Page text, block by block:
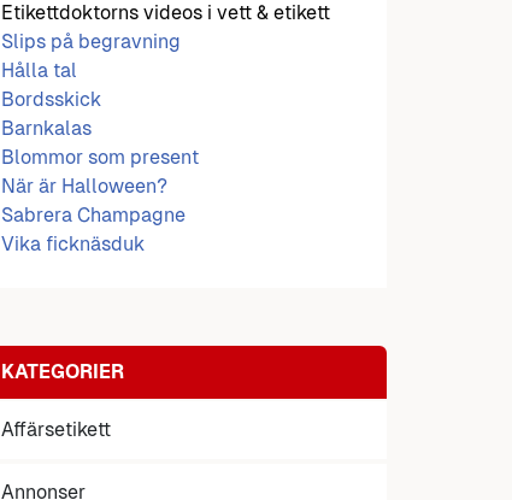
Etikettdoktorns videos i vett & etikett
Slips på begravning
Hålla tal
Bordsskick
Barnkalas
Blommor som present
När är Halloween?
Sabrera Champagne
Vika ficknäsduk
KATEGORIER
Affärsetikett
Annonser